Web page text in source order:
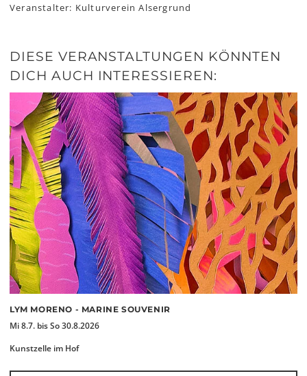
Veranstalter: Kulturverein Alsergrund
DIESE VERANSTALTUNGEN KÖNNTEN
DICH AUCH INTERESSIEREN:
LYM MORENO - MARINE SOUVENIR
Mi 8.7. bis So 30.8.2026
Kunstzelle im Hof